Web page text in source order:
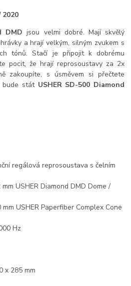
2020
DMD jsou velmi dobré. Mají skvělý
a hrají velkým, silným zvukem s
tónů. Stačí je připojit k dobrému
pocit, že hrají reprosoustavy za 2x
zakoupíte, s úsměvem si přečtete
bude stát USHER SD-500 Diamond
regálová reprosoustava s čelním
USHER Diamond DMD Dome /
USHER Paperfiber Complex Cone
Hz
x 285 mm